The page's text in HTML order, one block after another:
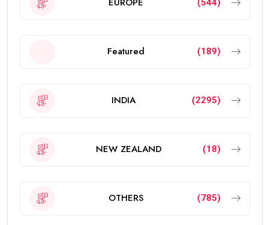
(544)
Featured (189)
INDIA (2295)
NEW ZEALAND (18)
OTHERS (785)